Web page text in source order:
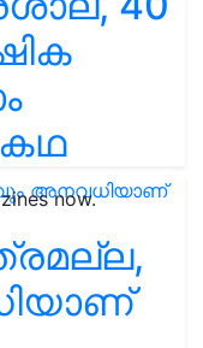
now.